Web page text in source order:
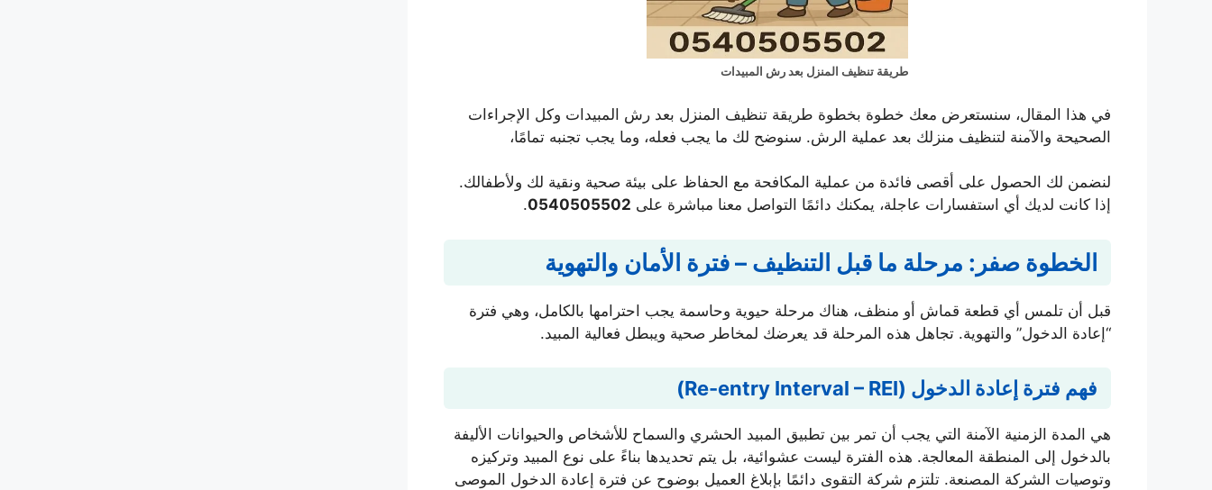
طريقة تنظيف المنزل بعد رش المبيدات
في هذا المقال، سنستعرض معك خطوة بخطوة طريقة تنظيف المنزل بعد رش المبيدات وكل الإجراءات
الصحيحة والآمنة لتنظيف منزلك بعد عملية الرش. سنوضح لك ما يجب فعله، وما يجب تجنبه تمامًا،
لنضمن لك الحصول على أقصى فائدة من عملية المكافحة مع الحفاظ على بيئة صحية ونقية لك ولأطفالك.
إذا كانت لديك أي استفسارات عاجلة، يمكنك دائمًا التواصل معنا مباشرة على 0540505502
.
الخطوة صفر: مرحلة ما قبل التنظيف – فترة الأمان والتهوية
قبل أن تلمس أي قطعة قماش أو منظف، هناك مرحلة حيوية وحاسمة يجب احترامها بالكامل، وهي فترة
“إعادة الدخول” والتهوية. تجاهل هذه المرحلة قد يعرضك لمخاطر صحية ويبطل فعالية المبيد.
فهم فترة إعادة الدخول (Re-entry Interval – REI)
هي المدة الزمنية الآمنة التي يجب أن تمر بين تطبيق المبيد الحشري والسماح للأشخاص والحيوانات الأليفة
بالدخول إلى المنطقة المعالجة. هذه الفترة ليست عشوائية، بل يتم تحديدها بناءً على نوع المبيد وتركيزه
وتوصيات الشركة المصنعة. تلتزم شركة التقوى دائمًا بإبلاغ العميل بوضوح عن فترة إعادة الدخول الموصى